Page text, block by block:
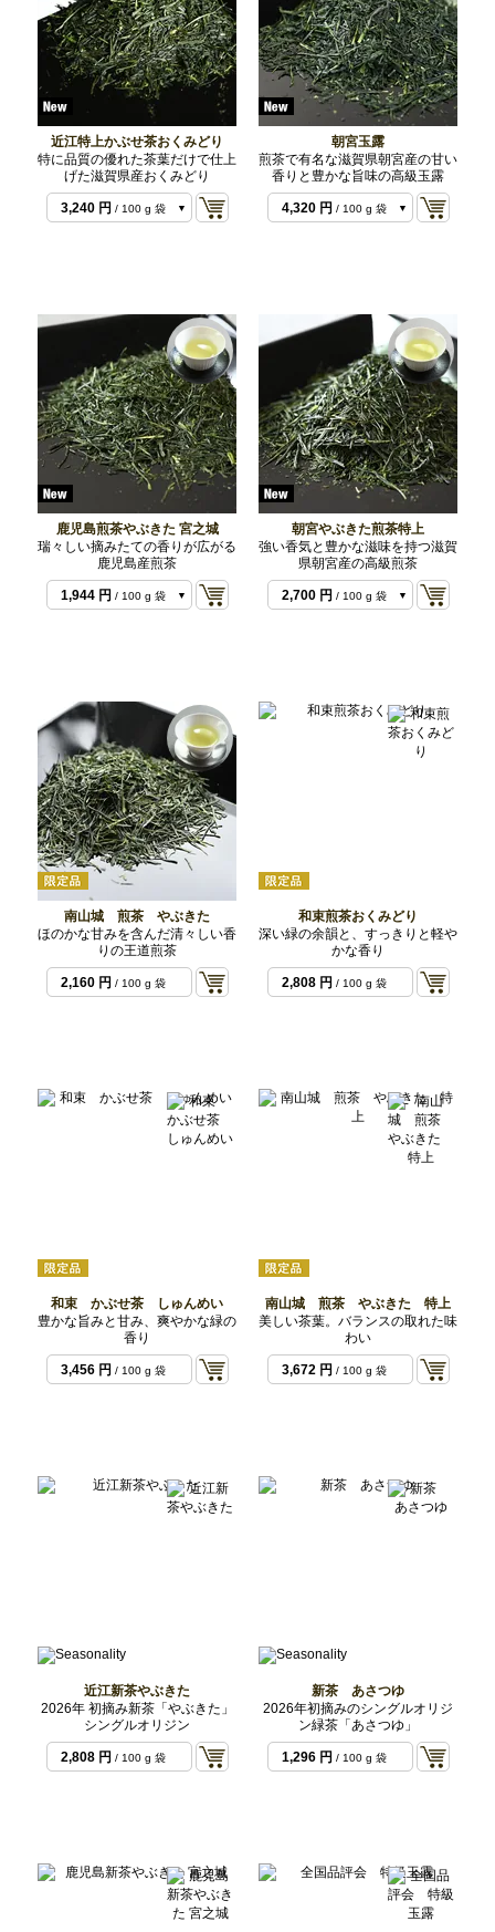
近江特上かぶせ茶おくみどり
特に品質の優れた茶葉だけで仕上
げた滋賀県産おくみどり
1,620 円/ 50 g 袋
3,240 円 / 100 g 袋
朝宮玉露
煎茶で有名な滋賀県朝宮産の甘い
香りと豊かな旨味の高級玉露
2,160 円/ 50 g 袋
4,320 円 / 100 g 袋
鹿児島煎茶やぶきた 宮之城
瑞々しい摘みたての香りが広がる
鹿児島産煎茶
1,944 円 / 100 g 袋
朝宮やぶきた煎茶特上
強い香気と豊かな滋味を持つ滋賀
県朝宮産の高級煎茶
1,404 円/ 50 g 袋
2,700 円 / 100 g 袋
南山城 煎茶 やぶきた
ほのかな甘みを含んだ清々しい香
りの王道煎茶
2,160 円 / 100 g 袋
和束煎茶おくみどり
深い緑の余韻と、すっきりと軽や
かな香り
2,808 円 / 100 g 袋
和束 かぶせ茶 しゅんめい
豊かな旨みと甘み、爽やかな緑の
香り
3,456 円 / 100 g 袋
南山城 煎茶 やぶきた 特上
美しい茶葉。バランスの取れた味
わい
3,672 円 / 100 g 袋
近江新茶やぶきた
2026年 初摘み新茶「やぶきた」
シングルオリジン
2,808 円 / 100 g 袋
新茶 あさつゆ
2026年初摘みのシングルオリジ
ン緑茶「あさつゆ」
1,296 円 / 100 g 袋